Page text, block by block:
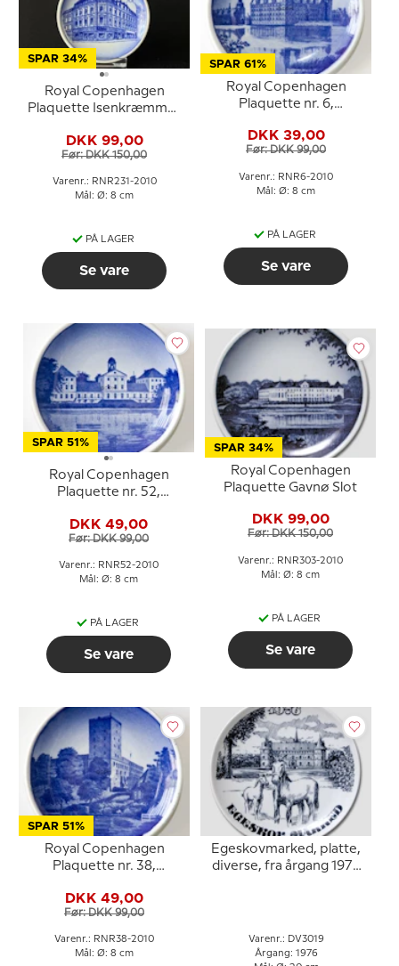
SPAR 34%
Royal Copenhagen
Plaquette Isenkræmmer
DKK 99,00
Før: DKK 150,00
Varenr.: RNR231-2010
Mål: Ø: 8 cm
PÅ LAGER
Se vare
SPAR 61%
Royal Copenhagen
Plaquette nr. 6,
DKK 39,00
Før: DKK 99,00
Varenr.: RNR6-2010
Mål: Ø: 8 cm
PÅ LAGER
Se vare
SPAR 51%
Royal Copenhagen
Plaquette nr. 52,
DKK 49,00
Før: DKK 99,00
Varenr.: RNR52-2010
Mål: Ø: 8 cm
PÅ LAGER
Se vare
SPAR 34%
Royal Copenhagen
Plaquette Gavnø Slot
DKK 99,00
Før: DKK 150,00
Varenr.: RNR303-2010
Mål: Ø: 8 cm
PÅ LAGER
Se vare
SPAR 51%
Royal Copenhagen
Plaquette nr. 38,
DKK 49,00
Før: DKK 99,00
Varenr.: RNR38-2010
Mål: Ø: 8 cm
Egeskovmarked, platte,
diverse, fra årgang 1976
Varenr.: DV3019
Årgang: 1976